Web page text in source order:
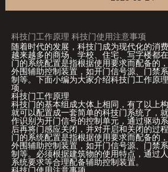
科技门工作原理 科技门使用注意事项
随着时代的发展，科技门成为现代化的消
越来越多的商场、学校、住宅、写字楼都
门的系统配置是指根据使用要求而配备的
外围辅助控制装置，如开门信号源、门禁
制等。下面小编为大家介绍科技门工作原
项。
科技门工作原理
科技门的基本组成大体上相同，有了以上
就可以配置成一套简单的科技门系统了，
作识别为开门信号的控制单元，通过驱动
后再将门感应关闭，并对开启和关闭的过
门的系统配置是指根据使用要求而配备的
外围辅助控制装置，如开门信号源、门禁
制等。必须根据建筑物的使用特点，通过
系统要求等合理配备辅助控制装置。